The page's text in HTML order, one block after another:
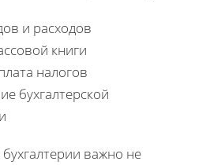
и расходов
книги
налогов
бухгалтерской
важно не